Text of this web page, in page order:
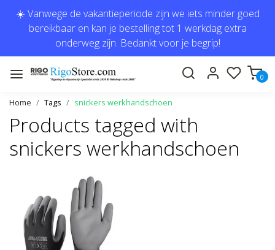
☀️ Vanwege de vakantieperiode zijn we iets minder goed
bereikbaar en kan je bestelling tot 1 werkdag extra
onderweg zijn. Bedankt voor je begrip!
0
Home Tags snickers werkhandschoen
Products tagged with
snickers werkhandschoen